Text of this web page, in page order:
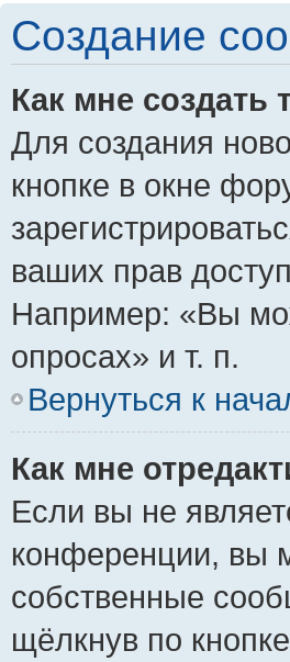
Создание
Как мне
Для создания
кнопке в окне
ваших прав
Например: «Вы
опросах» и т. п.
Вернуться к
Как мне
Если вы не
конференции, вы
собственные
щёлкнув по кнопке